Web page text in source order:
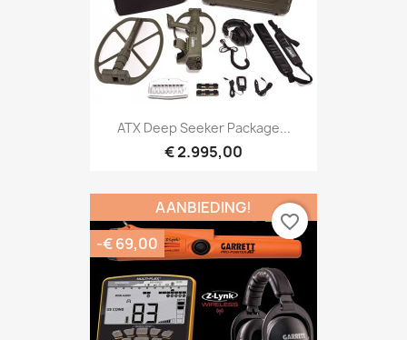
Snel bekijken
ATX Deep Seeker Package...
€ 2.995,00
AANBIEDING!
-€ 69,00
favorite_border